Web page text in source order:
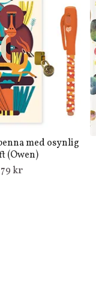
med osynlig
(Owen)
kr